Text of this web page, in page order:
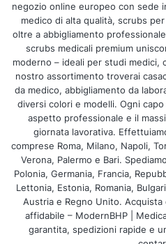
I bracciali si
cameriere?
Assolutamente – sono
che appare fantastico
grembiule.
I bracciali sono
Sì, la maggior parte dei
uniformi femminili che
A quali locali si
negozio online europeo con sede
medico di alta qualità, scrubs
oltre a abbigliamento
scrubs medicali premium
moderno – ideali per studi medici,
nostro assortimento troverai
da medico, abbigliamento da
diversi colori e modelli. Ogni
aspetto professionale e il
giornata lavorativa.
comprese Roma, Milano, Napoli,
Verona, Palermo e Bari.
Polonia, Germania, Francia,
Lettonia, Estonia, Romania,
Austria e Regno Unito.
affidabile – ModernBHP |
garantita, spedizioni rapide e